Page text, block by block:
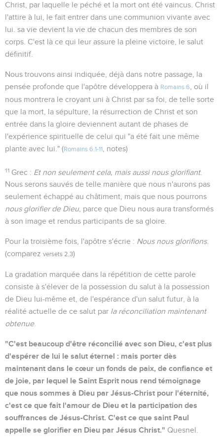
Christ, par laquelle le péché et la mort ont été vaincus. Christ
l'attire à lui, le fait entrer dans une communion vivante avec
lui. sa vie devient la vie de chacun des membres de son
corps. C'est là ce qui leur assure la pleine victoire, le salut
définitif.
Nous trouvons ainsi indiquée, déjà dans notre passage, la
pensée profonde que l'apôtre développera à Romains 6
, où il
nous montrera le croyant uni à Christ par sa foi, de telle sorte
que la mort, la sépulture, la résurrection de Christ et son
entrée dans la gloire deviennent autant de phases de
l'expérience spirituelle de celui qui "a été fait une même
plante avec lui." (Romains 6.1-11 , notes)
11 Grec : Et non seulement cela, mais aussi nous glorifiant.
Nous serons sauvés de telle manière que nous n'aurons pas
seulement échappé au châtiment, mais que nous pourrons
nous glorifier de Dieu, parce que Dieu nous aura transformés
à son image et rendus participants de sa gloire.
Pour la troisième fois, l'apôtre s'écrie : Nous nous glorifions.
(comparez versets 2,3)
La gradation marquée dans la répétition de cette parole
consiste à s'élever de la possession du salut à la possession
de Dieu lui-même et, de l'espérance d'un salut futur, à la
réalité actuelle de ce salut par la réconciliation maintenant
obtenue.
"C'est beaucoup d'être réconcilié avec son Dieu, c'est plus
d'espérer de lui le salut éternel : mais porter dès
maintenant dans le cœur un fonds de paix, de confiance et
de joie, par lequel le Saint Esprit nous rend témoignage
que nous sommes à Dieu par Jésus-Christ pour l'éternité,
c'est ce que fait l'amour de Dieu et la participation des
souffrances de Jésus-Christ. C'est ce que saint Paul
appelle se glorifier en Dieu par Jésus Christ." Quesnel.